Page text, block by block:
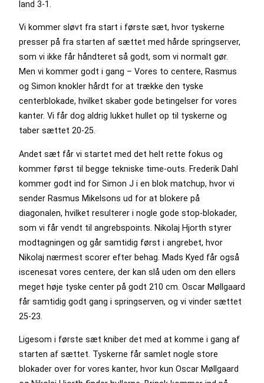
land 3-1.
Vi kommer sløvt fra start i første sæt, hvor tyskerne
presser på fra starten af sættet med hårde springserver,
som vi ikke får håndteret så godt, som vi normalt gør.
Men vi kommer godt i gang – Vores to centere, Rasmus
og Simon knokler hårdt for at trække den tyske
centerblokade, hvilket skaber gode betingelser for vores
kanter. Vi får dog aldrig lukket hullet op til tyskerne og
taber sættet 20-25.
Andet sæt får vi startet med det helt rette fokus og
kommer først til begge tekniske time-outs. Frederik Dahl
kommer godt ind for Simon J i en blok matchup, hvor vi
sender Rasmus Mikelsons ud for at blokere på
diagonalen, hvilket resulterer i nogle gode stop-blokader,
som vi får vendt til angrebspoints. Nikolaj Hjorth styrer
modtagningen og går samtidig først i angrebet, hvor
Nikolaj nærmest scorer efter behag. Mads Kyed får også
iscenesat vores centere, der kan slå uden om den ellers
meget høje tyske center på godt 210 cm. Oscar Møllgaard
får samtidig godt gang i springserven, og vi vinder sættet
25-23.
Ligesom i første sæt kniber det med at komme i gang af
starten af sættet. Tyskerne får samlet nogle store
blokader over for vores kanter, hvor kun Oscar Møllgaard